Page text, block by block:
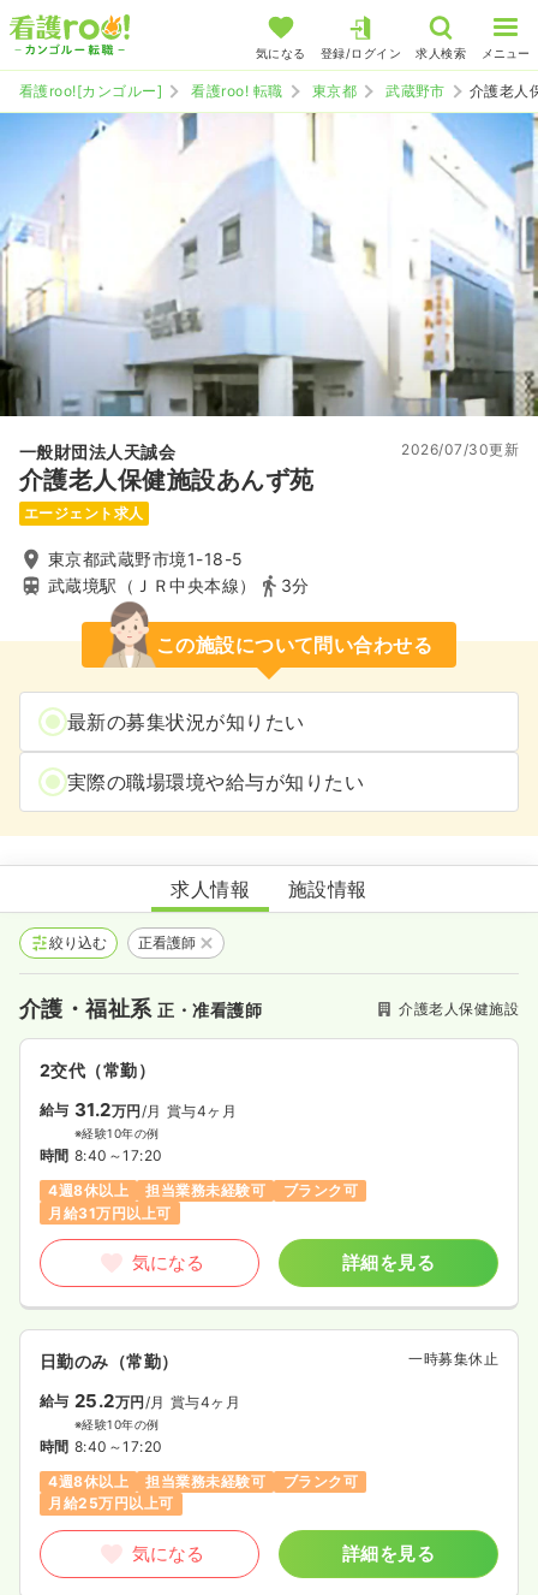
気になる 登録/ログイン 求人検索 メニュー
看護roo![カンゴルー] 看護roo! 転職 東京都 武蔵野市 介護老人
一般財団法人天誠会
介護老人保健施設あんず苑
2026/07/30更新
エージェント求人
東京都武蔵野市境1-18-5
武蔵境駅（ＪＲ中央本線）
3分
この施設について問い合わせる
最新の募集状況が知りたい
実際の職場環境や給与が知りたい
介護老人保健施設あんず苑
求人情報 施設情報
絞り込む 正看護師
介護・福祉系正・准看護師 介護老人保健施設
2交代（常勤）
給与 31.2万円/月 賞与4ヶ月
※経験10年の例
時間 8:40～17:20
4週8休以上
担当業務未経験可
ブランク可
月給31万円以上可
気になる 詳細を見る
日勤のみ（常勤） 一時募集休止
給与 25.2万円 /月 賞与4ヶ月
※経験10年の例
時間 8:40～17:20
4週8休以上
担当業務未経験可
ブランク可
月給25万円以上可
気になる 詳細を見る